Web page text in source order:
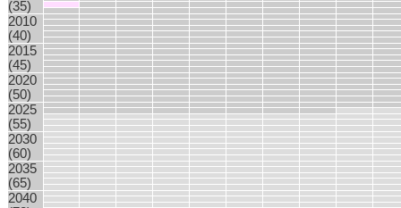
(35)
2010
(40)
2015
(45)
2020
(50)
2025
(55)
2030
(60)
2035
(65)
2040